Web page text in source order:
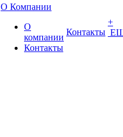
О Компании
О
компании
Контакты
Контакты
+